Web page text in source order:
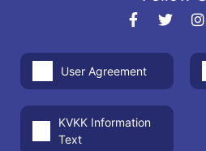
User Agreement
KVKK Information
Text